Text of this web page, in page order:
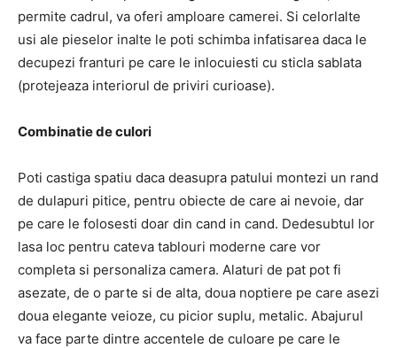
permite cadrul, va oferi amploare camerei. Si celorlalte
usi ale pieselor inalte le poti schimba infatisarea daca le
decupezi franturi pe care le inlocuiesti cu sticla sablata
(protejeaza interiorul de priviri curioase).
Combinatie de culori
Poti castiga spatiu daca deasupra patului montezi un rand
de dulapuri pitice, pentru obiecte de care ai nevoie, dar
pe care le folosesti doar din cand in cand. Dedesubtul lor
lasa loc pentru cateva tablouri moderne care vor
completa si personaliza camera. Alaturi de pat pot fi
asezate, de o parte si de alta, doua noptiere pe care asezi
doua elegante veioze, cu picior suplu, metalic. Abajurul
va face parte dintre accentele de culoare pe care le